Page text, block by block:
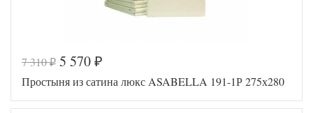
Код товара
541-160
Артикул
191-P/20
Сатин
7 310₽ 5 570 ₽
Простыня из сатина люкс ASABELLA 191-1Р 275х280